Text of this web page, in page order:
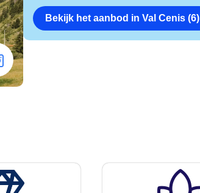
Bekijk het aanbod in Val Cenis (6)